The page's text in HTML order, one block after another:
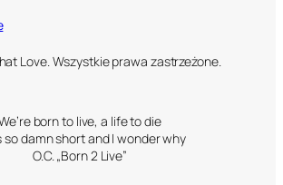
Love. Wszystkie prawa zastrzeżone.
born to live, a life to die
so damn short and I wonder why
O.C. „Born 2 Live”